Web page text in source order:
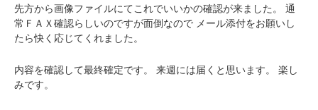
先方から画像ファイルにてこれでいいかの確認が来ました。
通
常ＦＡＸ確認らしいのですが面倒なので メール添付をお願いし
たら快く応じてくれました。
内容を確認して最終確定です。 来週には届くと思います。
楽し
みです。